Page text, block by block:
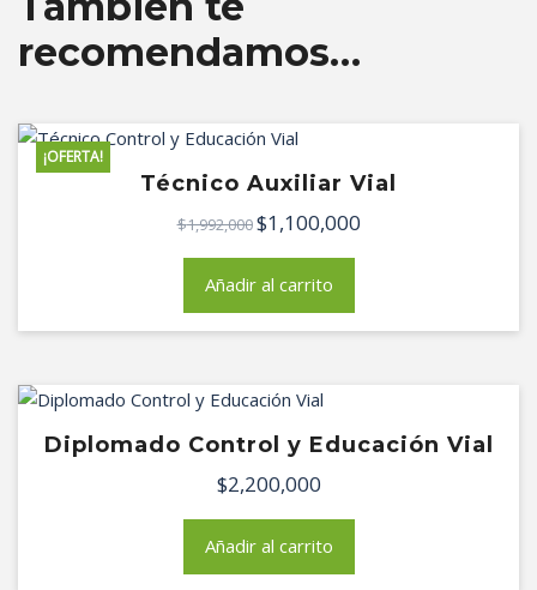
recomendamos…
¡OFERTA!
Técnico Auxiliar Vial
$1,992,000El
original
era:
$1,100,000El
Añadir al carrito
Diplomado Control y Educación Vial
$2,200,000
Añadir al carrito